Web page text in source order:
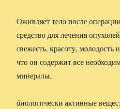
Оживляет тело после
средство для лечения
свежесть, красоту, молодость
что он содержит все
минералы,
биологически активные